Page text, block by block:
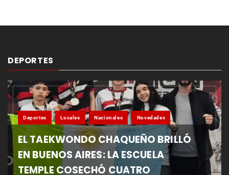
DEPORTES
Deportes Locales Nacionales Novedades
EL TAEKWONDO CHAQUEÑO BRILLÓ
EN BUENOS AIRES: LA ESCUELA
TEMPLE COSECHÓ CUATRO